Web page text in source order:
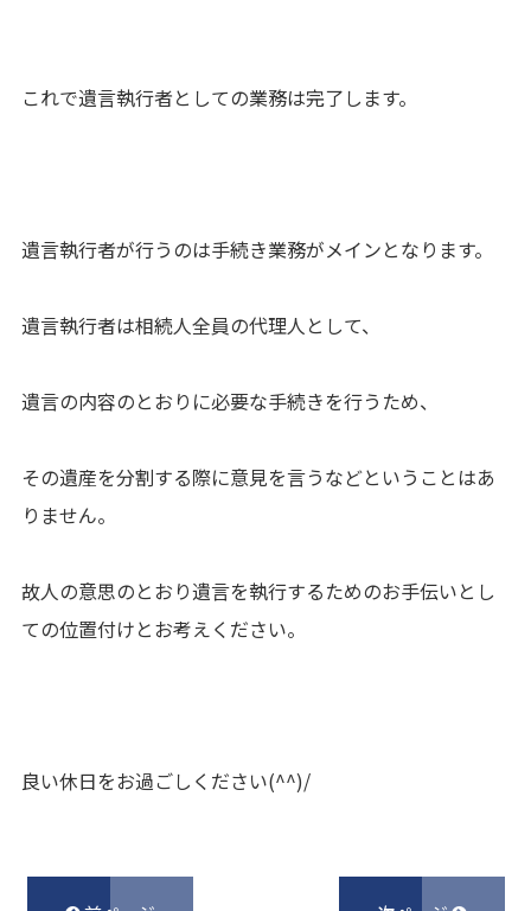
これで遺言執行者としての業務は完了します。
遺言執行者が行うのは手続き業務がメインとなります。
遺言執行者は相続人全員の代理人として、
遺言の内容のとおりに必要な手続きを行うため、
その遺産を分割する際に意見を言うなどということはあ
りません。
故人の意思のとおり遺言を執行するためのお手伝いとし
ての位置付けとお考えください。
良い休日をお過ごしください(^^)/